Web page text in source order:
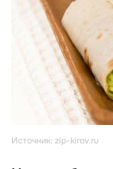
Источник: zip-kirov.ru